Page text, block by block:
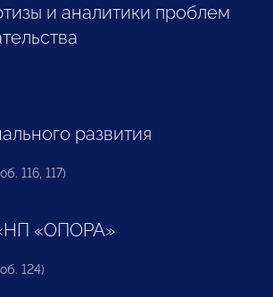
и аналитики проблем
развития
116, 117)
«ОПОРА»
124)